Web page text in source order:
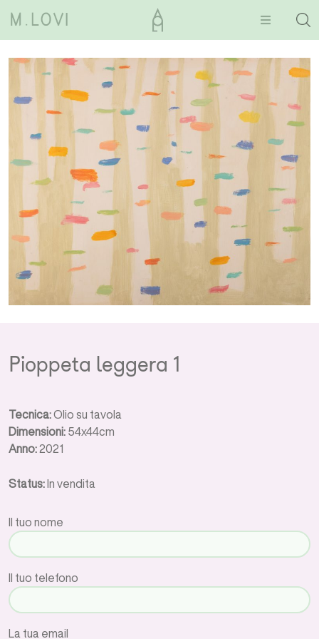
Pioppeta leggera 1
Tecnica:Olio su tavola
Dimensioni: 54x44cm
Anno: 2021
Status:In vendita
Il tuo nome
Il tuo telefono
La tua email